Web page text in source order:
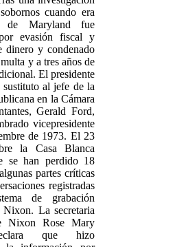
cuando era
de Maryland fue
evasión fiscal y
dinero y condenado
y a tres años de
El presidente
al jefe de la
en la Cámara
Gerald Ford,
vicepresidente
de 1973. El 23
la Casa Blanca
se han perdido 18
partes críticas
registradas
de grabación
Nixon. La secretaria
Nixon Rose Mary
que hizo